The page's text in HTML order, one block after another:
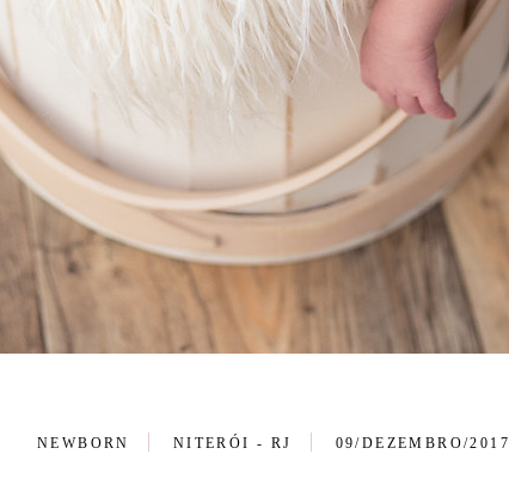
NEWBORN NITERÓI - RJ 09/DEZEMBRO/2017